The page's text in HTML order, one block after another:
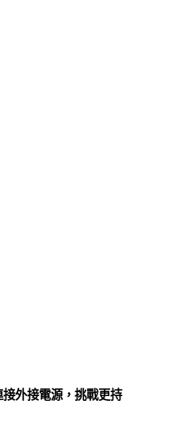
外接電源，挑戰更持